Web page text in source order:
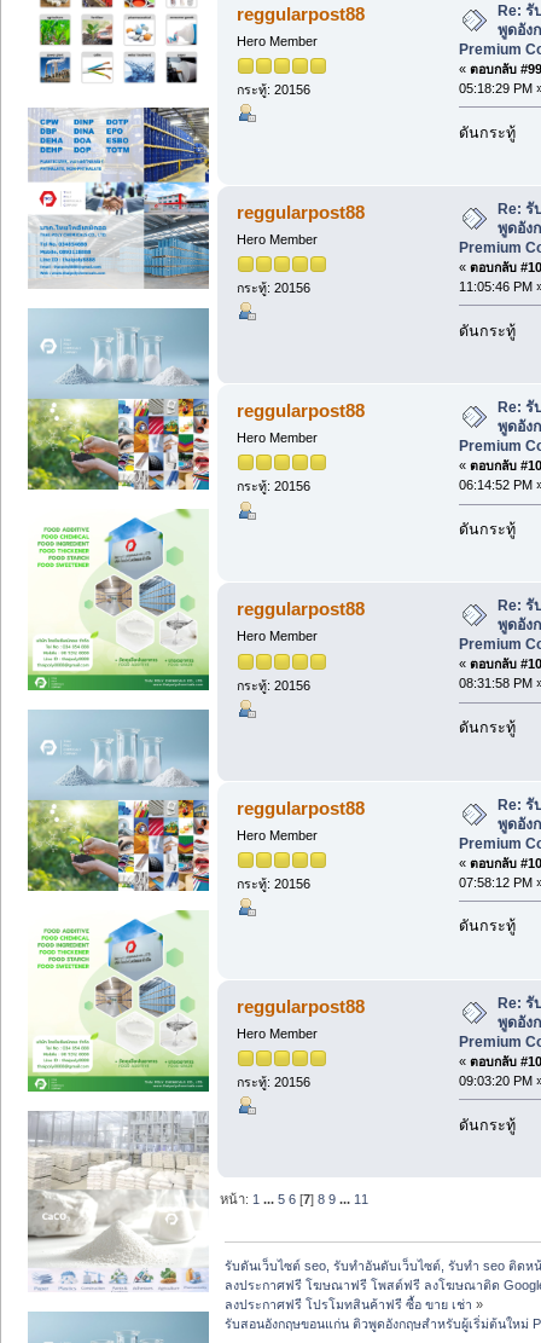
reggularpost88
Hero Member
กระทู้: 20156
Re: รั
พูดอัง
Premium
« ตอบกลับ
05:18:29 PM
ดันกระทู้
reggularpost88
Hero Member
กระทู้: 20156
Re:
พูดอัง
Premium
« ตอบกลับ
11:05:46 PM
ดันกระทู้
reggularpost88
Hero Member
กระทู้: 20156
Re:
พูดอัง
Premium
« ตอบกลับ
06:14:52 PM
ดันกระทู้
reggularpost88
Hero Member
กระทู้: 20156
Re:
พูดอัง
Premium
« ตอบกลับ
08:31:58 PM
ดันกระทู้
reggularpost88
Hero Member
กระทู้: 20156
Re: รั
พูดอัง
Premium
« ตอบกลับ
07:58:12 PM
ดันกระทู้
reggularpost88
Hero Member
กระทู้: 20156
Re: รั
พูดอัง
Premium
« ตอบกลับ
09:03:20 PM
ดันกระทู้
หน้า: 1 ...5 6 [7]8 9 ... 11
รับดันเว็บไซต์ seo, รับทำอันดับเว็บไซต์, รับทำ seo ติดห
ลงประกาศฟรี โฆษณาฟรี โพสต์ฟรี ลงโฆษณาติด
ลงประกาศฟรี โปรโมทสินค้าฟรี ซื้อ ขาย เช่า »
รับสอนอังกฤษขอนแก่น ติวพูดอังกฤษสำหรับผู้เริ่ม่ต้นใหม่